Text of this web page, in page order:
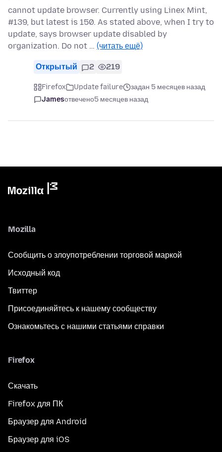
cannot update browser. Currently using Linex Mint,
#139, but latest is 150. As stated above, when I try to
update, says browser update disabled by
organization. Do not … (читать ещё)
Открытый 2 219
Firefox Update failure
задан 5 месяцев назад
Jamesотвечено5 месяцев назад
Mozilla
Сообщить о злоупотреблении торговой маркой
Исходный код
Твиттер
Присоединяйтесь к нашему сообществу
Ознакомьтесь с нашими статьями справки
Firefox
Скачать
Firefox для ПК
Браузер для Android
Браузер для iOS